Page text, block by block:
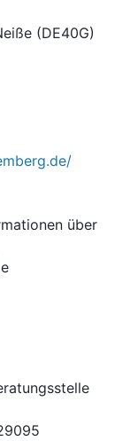
(DE40G)
über